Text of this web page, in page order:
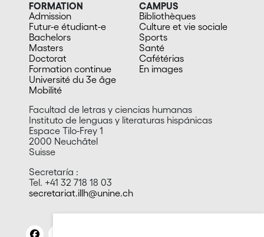
FORMATION
Admission
Futur-e étudiant-e
Bachelors
Masters
Doctorat
Formation continue
Université du 3e âge
Mobilité
CAMPUS
Bibliothèques
Culture et vie sociale
Sports
Santé
Cafétérias
En images
Facultad de letras y ciencias humanas
Instituto de lenguas y literaturas hispánicas
Espace Tilo-Frey 1
2000 Neuchâtel
Suisse
Secretaría :
Tel. +41 32 718 18 03
secretariat.illh@unine.ch